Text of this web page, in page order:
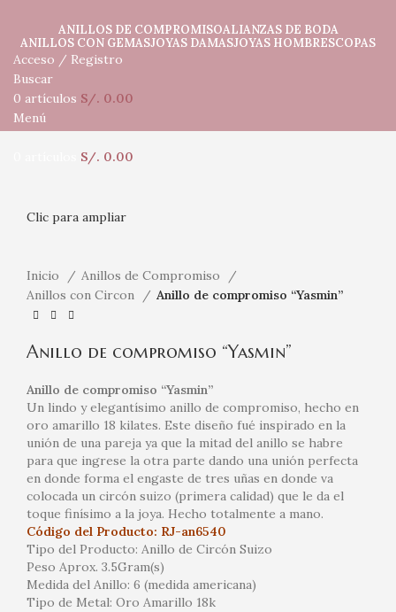
ANILLOS DE COMPROMISOALIANZAS DE BODA
ANILLOS CON GEMASJOYAS DAMASJOYAS HOMBRESCOPAS
Acceso / Registro
Buscar
0 artículos S/. 0.00
Menú
S/. 0.00
Clic para ampliar
Inicio
Anillos de Compromiso
Anillos con Circon
Anillo de compromiso “Yasmin”
Anillo de compromiso “Yasmin”
Anillo de compromiso “Yasmin”
Un lindo y elegantísimo anillo de compromiso, hecho en
oro amarillo 18 kilates. Este diseño fué inspirado en la
unión de una pareja ya que la mitad del anillo se habre
para que ingrese la otra parte dando una unión perfecta
en donde forma el engaste de tres uñas en donde va
colocada un circón suizo (primera calidad) que le da el
toque finísimo a la joya. Hecho totalmente a mano.
Código del Producto: RJ-an6540
Tipo del Producto: Anillo de Circón Suizo
Peso Aprox. 3.5Gram(s)
Medida del Anillo: 6 (medida americana)
Tipo de Metal: Oro Amarillo 18k